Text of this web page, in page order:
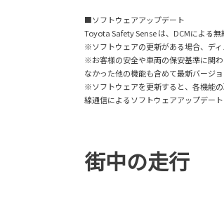
■ソフトウェアアップデート
Toyota Safety Sense は、DCMによる
※ソフトウェアの更新がある場合、デ
※お客様の安全や車両の保安基準に関
なかった他の機能も含めて最新バージ
※ソフトウェアを更新すると、各機能
線通信によるソフトウェアアップデー
街中の走行